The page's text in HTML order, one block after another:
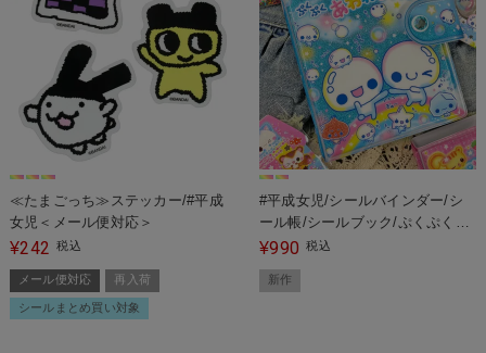
≪たまごっち≫ステッカー/#平成
女児＜メール便対応＞
¥242 税込
メール便対応 再入荷
シールまとめ買い対象
#平成女児/シールバインダー/シ
ール帳/シールブック/ぷくぷくあ
わわちゃん/ハッピーマーチ
¥990 税込
新作